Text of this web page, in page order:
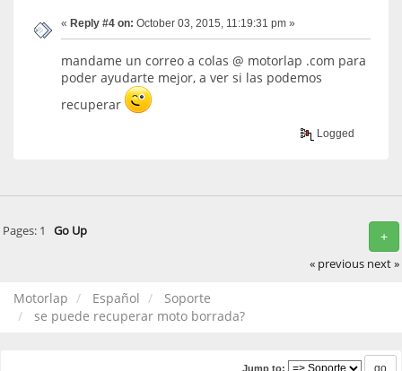
« Reply #4 on: October 03, 2015, 11:19:31 pm »
mandame un correo a colas @ motorlap .com para
poder ayudarte mejor, a ver si las podemos
recuperar
Logged
+
Pages: 1 Go Up
« previous next »
Motorlap Español
Soporte
se puede recuperar moto borrada?
Jump to: